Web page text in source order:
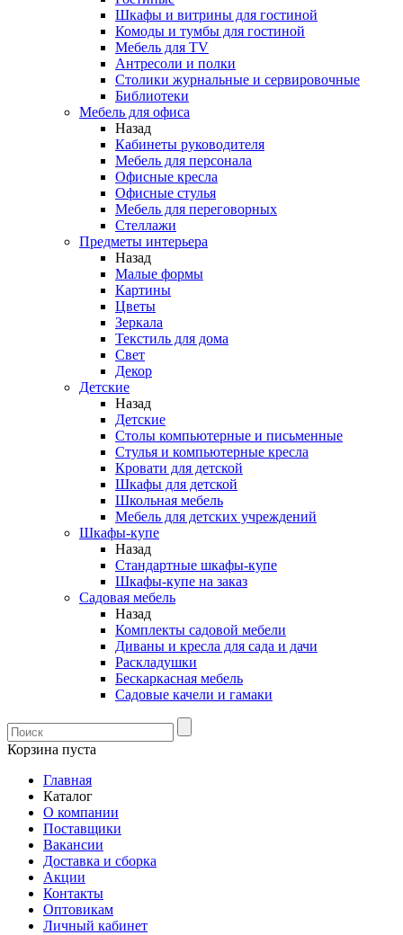
Шкафы и витрины для гостиной
Комоды и тумбы для гостиной
Мебель для TV
Антресоли и полки
Столики журнальные и сервировочные
Библиотеки
Мебель для офиса
Назад
Кабинеты руководителя
Мебель для персонала
Офисные кресла
Офисные стулья
Мебель для переговорных
Стеллажи
Предметы интерьера
Назад
Малые формы
Картины
Цветы
Зеркала
Текстиль для дома
Свет
Декор
Детские
Назад
Детские
Столы компьютерные и письменные
Стулья и компьютерные кресла
Кровати для детской
Шкафы для детской
Школьная мебель
Мебель для детских учреждений
Шкафы-купе
Назад
Стандартные шкафы-купе
Шкафы-купе на заказ
Садовая мебель
Назад
Комплекты садовой мебели
Диваны и кресла для сада и дачи
Раскладушки
Бескаркасная мебель
Садовые качели и гамаки
Корзина пуста
Главная
Каталог
О компании
Поставщики
Вакансии
Доставка и сборка
Акции
Контакты
Оптовикам
Личный кабинет